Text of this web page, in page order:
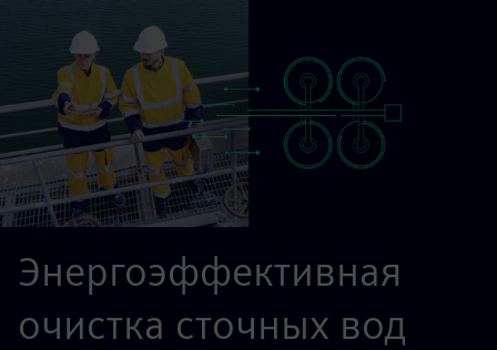
Энергоэффективная
очистка сточных вод